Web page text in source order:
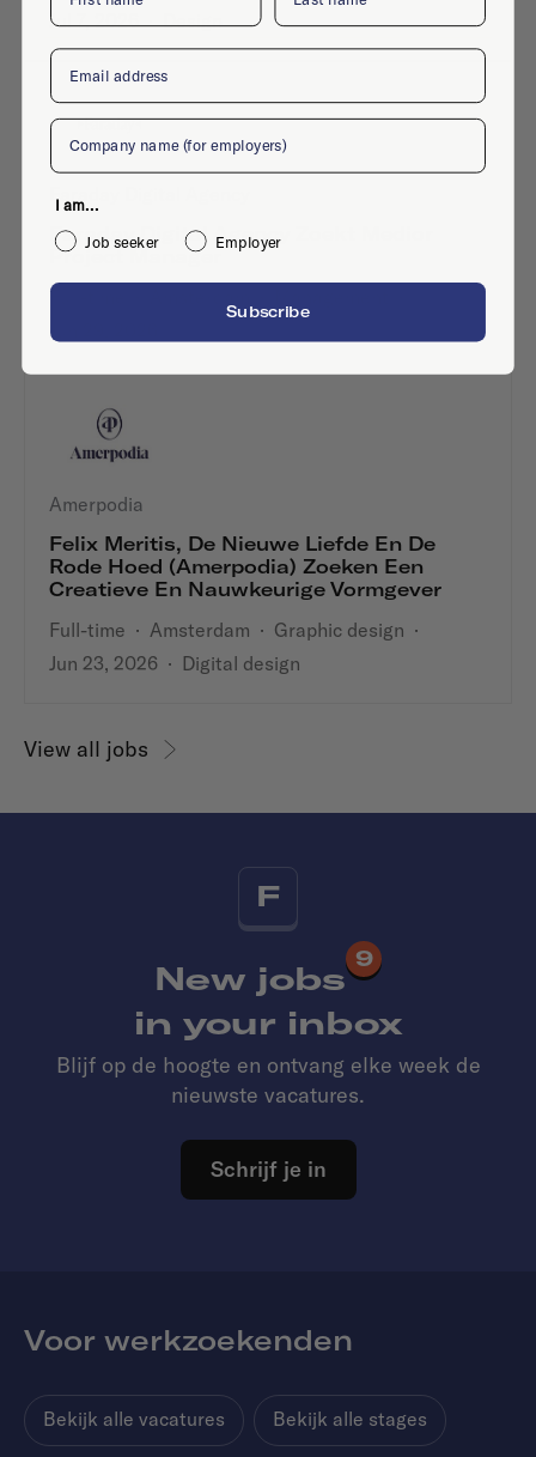
Jul 7, 2026·Design
Faraday Digital Agency
Faraday Digital Agency Zoekt Medior
Project Manager
Full-time
Jun 29, 2026
Amerpodia
Felix Meritis, De Nieuwe Liefde En De
Rode Hoed (Amerpodia) Zoeken Een
Creatieve En Nauwkeurige Vormgever
Full-time · Amsterdam · Graphic design ·
Jun 23, 2026 · Digital design
View all jobs
F
New jobs
9
in your inbox
Blijf op de hoogte en ontvang elke week de
nieuwste vacatures.
Schrijf je in
Voor werkzoekenden
Bekijk alle vacatures Bekijk alle stages
Email
Company
I am...
Job seeker
Employer
Subscribe